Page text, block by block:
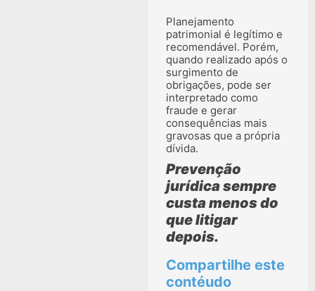
Planejamento
patrimonial é legítimo e
recomendável. Porém,
quando realizado após o
surgimento de
obrigações, pode ser
interpretado como
fraude e gerar
consequências mais
gravosas que a própria
dívida.
Prevenção
jurídica sempre
custa menos do
que litigar
depois.
Compartilhe este
contéudo